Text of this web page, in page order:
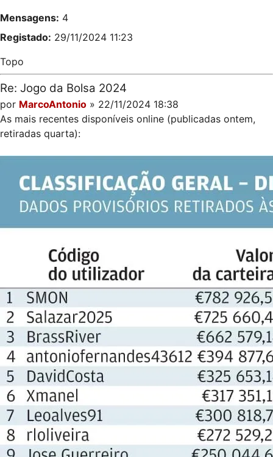
Mensagens: 4
Registado: 29/11/2024 11:23
Topo
Re: Jogo da Bolsa 2024
por MarcoAntonio » 22/11/2024 18:38
As mais recentes disponíveis online (publicadas ontem,
retiradas quarta):